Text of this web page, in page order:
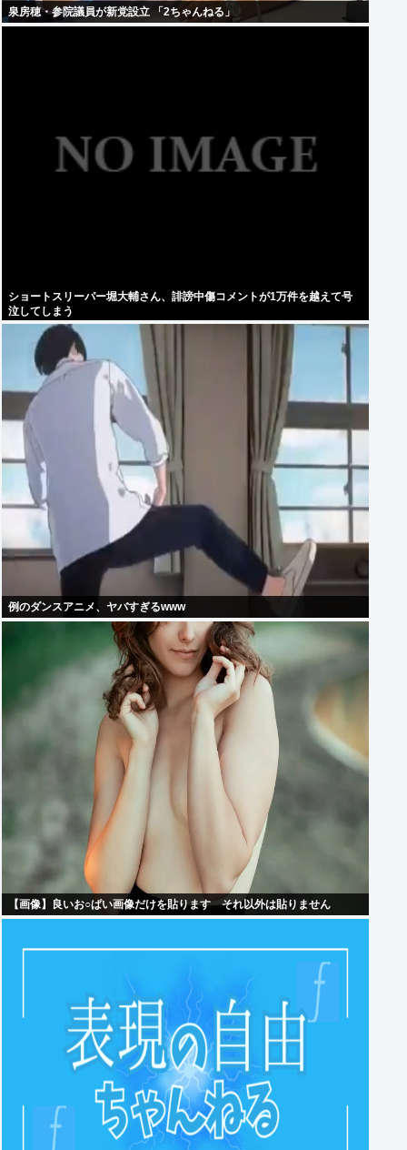
泉房穂・参院議員が新党設立 「2ちゃんねる」
ショートスリーパー堀大輔さん、誹謗中傷コメントが1万件を越えて号
泣してしまう
例のダンスアニメ、ヤバすぎるwww
【画像】良いお○ぱい画像だけを貼ります それ以外は貼りません